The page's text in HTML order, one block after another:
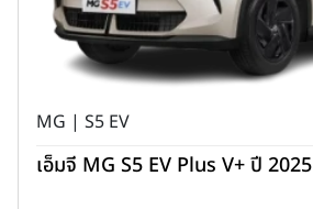
MG | S5 EV
เอ็มจี MG S5 EV Plus V+ ปี 2025